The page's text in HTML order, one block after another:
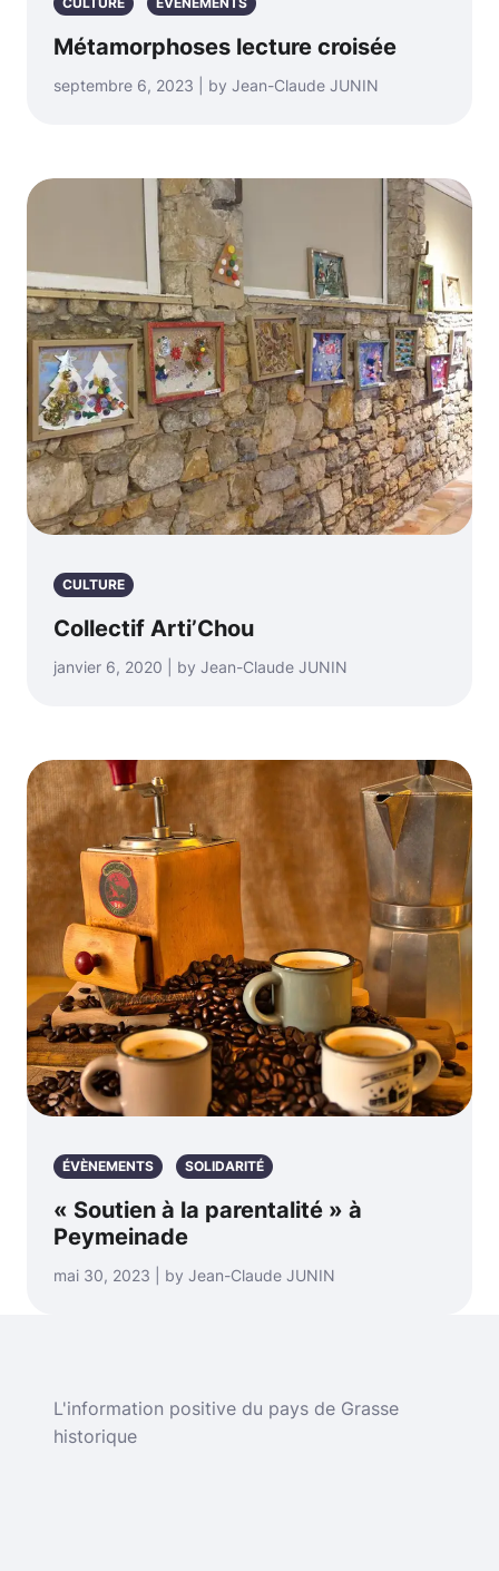
Métamorphoses lecture croisée
septembre 6, 2023 | by Jean-Claude JUNIN
CULTURE
Collectif Arti’Chou
janvier 6, 2020 | by Jean-Claude JUNIN
ÉVÈNEMENTS SOLIDARITÉ
« Soutien à la parentalité » à
Peymeinade
mai 30, 2023 | by Jean-Claude JUNIN
L'information positive du pays de Grasse
historique